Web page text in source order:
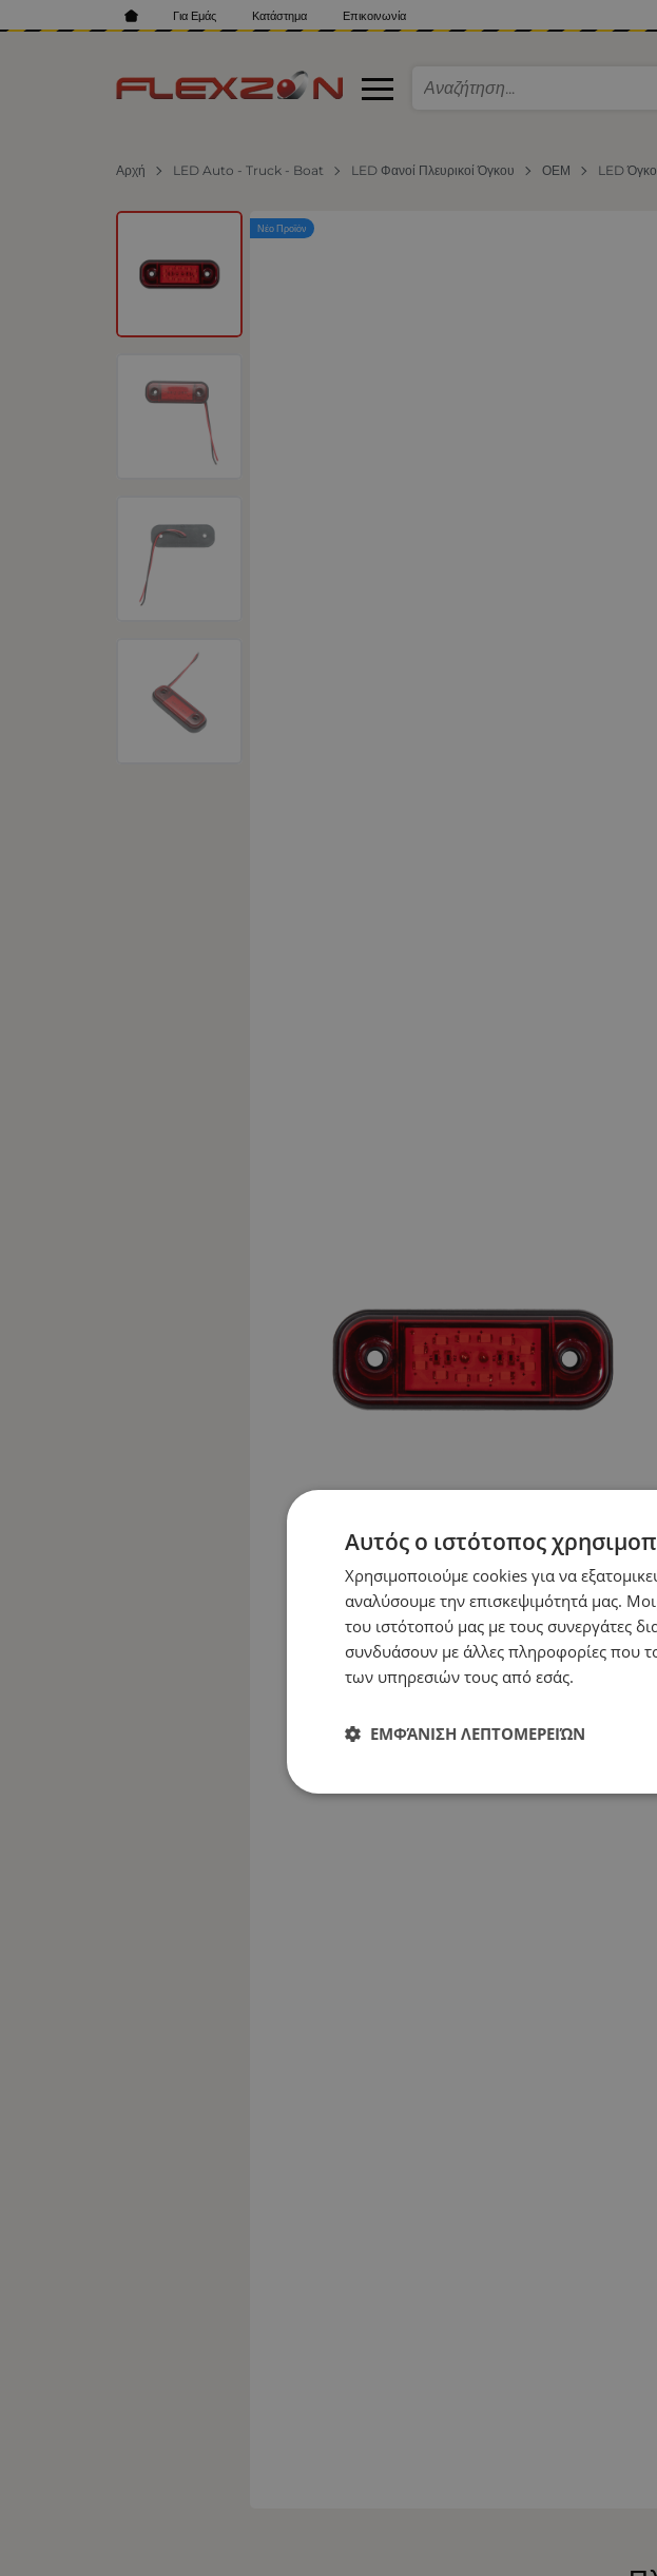
Για Εμάς Κατάστημα Επικοινωνία
Αρχή LED Auto - Truck - Boat LED Φανοί Πλευρικοί Όγκου ΟΕΜ LED
Νέο Προϊόν
Αυτός ο ιστότοπος
Χρησιμοποιούμε cookies για να
αναλύσουμε την επισκεψιμότητά μας.
του ιστότοπού μας με τους συνεργάτες
συνδυάσουν με άλλες πληροφορίες που
των υπηρεσιών τους από εσάς.
ΕΜΦΆΝΙΣΗ ΛΕΠΤΟΜΕΡΕΙΏΝ